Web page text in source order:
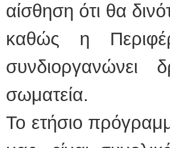
αίσθηση ότι θα
καθώς η
συνδιοργανώνει
σωματεία.
Το ετήσιο